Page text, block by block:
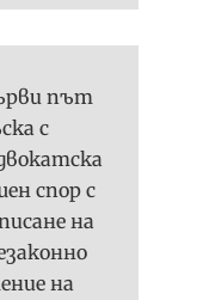
път
с
спор с
на
на